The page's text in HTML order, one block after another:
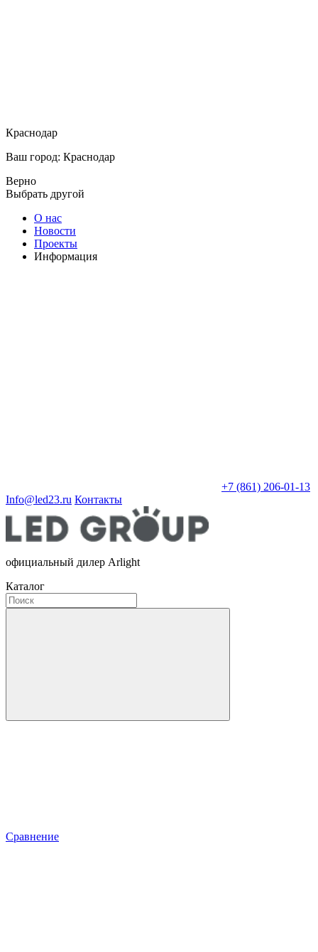
Краснодар
Ваш город: Краснодар
Верно
Выбрать другой
О нас
Новости
Проекты
Информация
+7 (861) 206-01-13
Info@led23.ru Контакты
официальный дилер Arlight
Каталог
Сравнение